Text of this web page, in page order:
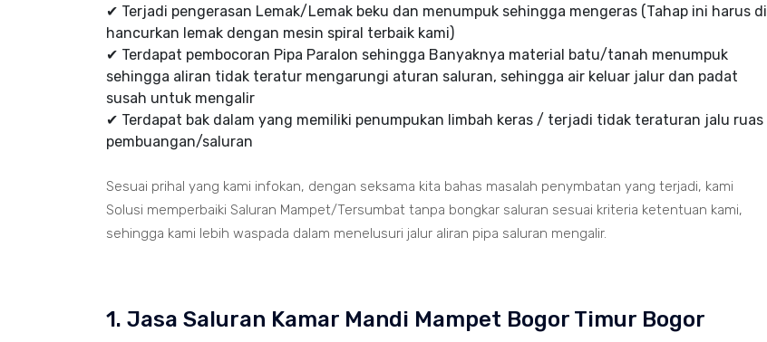
✔ Terjadi pengerasan Lemak/Lemak beku dan menumpuk sehingga mengeras (Tahap ini harus di
hancurkan lemak dengan mesin spiral terbaik kami)
✔ Terdapat pembocoran Pipa Paralon sehingga Banyaknya material batu/tanah menumpuk
sehingga aliran tidak teratur mengarungi aturan saluran, sehingga air keluar jalur dan padat
susah untuk mengalir
✔ Terdapat bak dalam yang memiliki penumpukan limbah keras / terjadi tidak teraturan jalu ruas
pembuangan/saluran
Sesuai prihal yang kami infokan, dengan seksama kita bahas masalah penymbatan yang terjadi, kami
Solusi memperbaiki Saluran Mampet/Tersumbat tanpa bongkar saluran sesuai kriteria ketentuan kami,
sehingga kami lebih waspada dalam menelusuri jalur aliran pipa saluran mengalir.
1. Jasa Saluran Kamar Mandi Mampet Bogor Timur Bogor